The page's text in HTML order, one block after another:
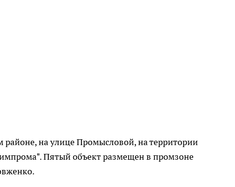
районе, на улице Промысловой, на территории
Пятый объект размещен в промзоне